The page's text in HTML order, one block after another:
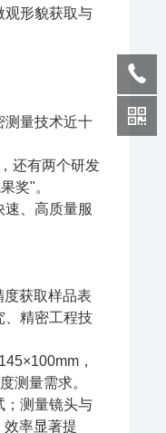
观形貌获取与
测量技术近十
还有两个研发
奖"。
、高质量服
获取样品表
、精密工程技
，
测量需求。
；测量镜头与
率显著提